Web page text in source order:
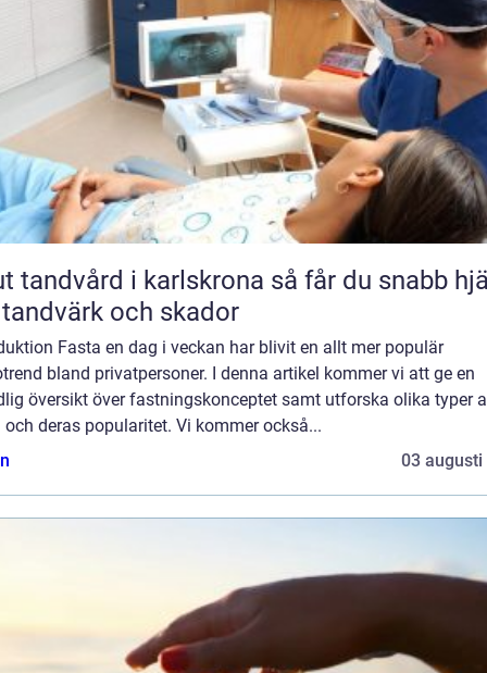
i karlskrona så får du snabb hjälp
och skador
Fasta en dag i veckan har blivit en allt mer populär
bland privatpersoner. I denna artikel kommer vi att ge en
översikt över fastningskonceptet samt utforska olika typer
deras popularitet. Vi kommer också...
03 augusti